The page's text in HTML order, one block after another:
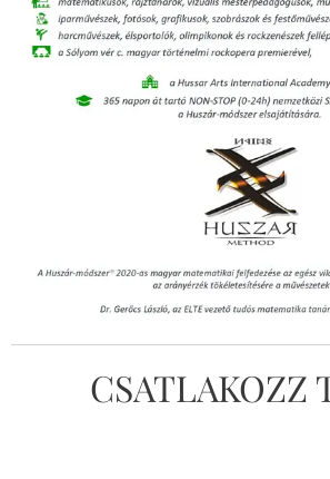
CSATLAKOZZ